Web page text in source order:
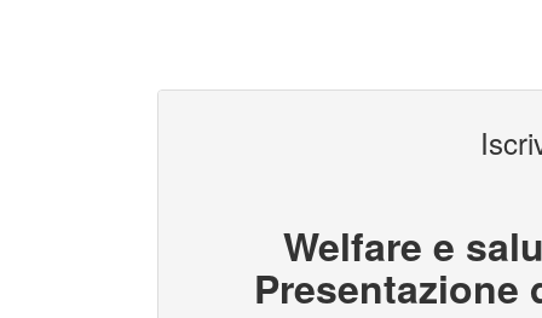
Welfare e
Presentazione